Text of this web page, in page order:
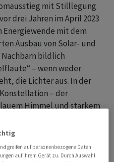
mit Stilllegung
drei Jahren im April 2023
mit dem
Ausbau von Solar- und
bildlich
– wenn weder
die Lichter aus. In der
– der
Himmel und starkem
sondern die Stromnetze
greifen auf personenbezogene Daten
auf Ihrem Gerät zu. Durch Auswahl